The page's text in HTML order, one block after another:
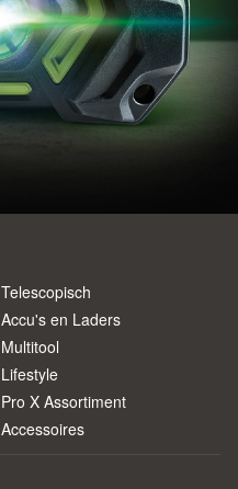
Telescopisch
Accu's en Laders
Multitool
Lifestyle
Pro X Assortiment
Accessoires